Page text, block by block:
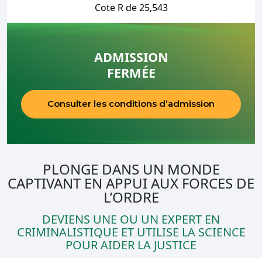
Cote R de 25,543
ADMISSION
FERMÉE
Consulter les conditions d’admission
PLONGE DANS UN MONDE
CAPTIVANT EN APPUI AUX FORCES DE
L’ORDRE
DEVIENS UNE OU UN EXPERT EN
CRIMINALISTIQUE ET UTILISE LA SCIENCE
POUR AIDER LA JUSTICE